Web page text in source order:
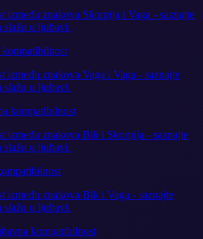
između znakova Skorpija i Vaga - saznajte
slažu u ljubavi.
između znakova Vaga i Vaga - saznajte
slažu u ljubavi.
kompatibilnost
između znakova Bik i Skorpija - saznajte
slažu u ljubavi.
između znakova Bik i Vaga - saznajte
slažu u ljubavi.
kompatibilnost